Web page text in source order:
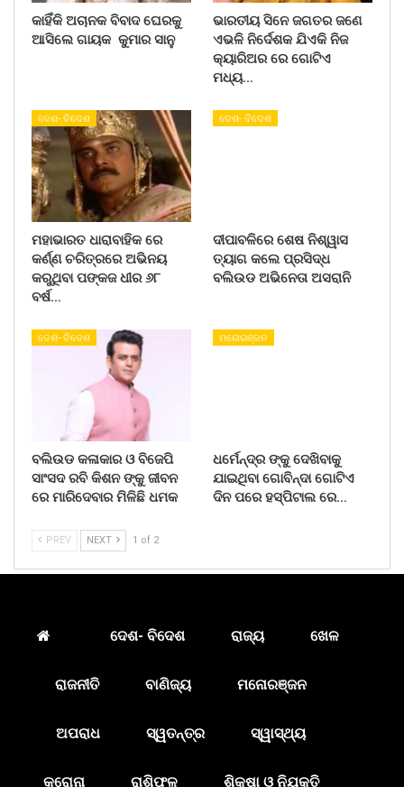
କାହିଁକି ଅଚାନକ ବିବାଦ ଘେରକୁ
ଆସିଲେ ଗାୟକ କୁମାର ସାନୁ
ଭାରତୀୟ ସିନେ ଜଗତର ଜଣେ
ଏଭଳି ନିର୍ଦେଶକ ଯିଏକି ନିଜ
କ୍ୟାରିଅର ରେ ଗୋଟିଏ
ମଧ୍ୟ…
ଦେଶ- ବିଦେଶ
ମହାଭାରତ ଧାରାବାହିକ ରେ
କର୍ଣ୍ଣ ଚରିତ୍ରରେ ଅଭିନୟ
କରୁଥିବା ପଙ୍କଜ ଧୀର ୬୮
ବର୍ଷ…
ଦେଶ- ବିଦେଶ
ଦୀପାବଳିରେ ଶେଷ ନିଶ୍ୱାସ
ତ୍ୟାଗ କଲେ ପ୍ରସିଦ୍ଧ
ବଲିଉଡ ଅଭିନେତା ଅସରାନି
ଦେଶ- ବିଦେଶ
ବଲିଉଡ କଳାକାର ଓ ବିଜେପି
ସାଂସଦ ରବି କିଶନ ଙ୍କୁ ଜୀବନ
ରେ ମାରିଦେବାର ମିଳିଛି ଧମକ
ମନୋରଞ୍ଜନ
ଧର୍ମେନ୍ଦ୍ର ଙ୍କୁ ଦେଖିବାକୁ
ଯାଇଥିବା ଗୋବିନ୍ଦା ଗୋଟିଏ
ଦିନ ପରେ ହସ୍ପିଟାଲ ରେ…
PREV NEXT 1 of 2
ଦେଶ- ବିଦେଶ ରାଜ୍ୟ ଖେଳ
ରାଜନୀତି ବାଣିଜ୍ୟ ମନୋରଞ୍ଜନ
ଅପରାଧ ସ୍ୱତନ୍ତ୍ର ସ୍ୱାସ୍ଥ୍ୟ
କରୋନା ରାଶିଫଳ ଶିକ୍ଷା ଓ ନିଯୁକ୍ତି